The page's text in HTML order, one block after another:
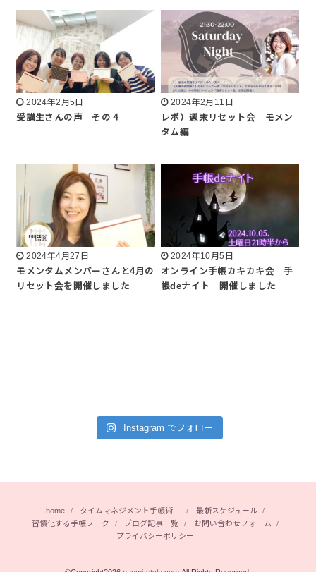
2024年2月5日
受講生さんの声 その４
2024年2月11日
レポ）週末リセット会 モメン
タム編
2024年4月27日
モメンタムメンバーさんと4月の
リセット会を開催しました
2024年10月5日
オンライン手帳カキカキ会 手
帳deナイト 開催しました
Instagram でフォロー
home タイムマネジメント手帳術
最新スケジュール
習慣化する手帳ワーク
ブログ記事一覧
お問い合わせフォーム
プライバシーポリシー